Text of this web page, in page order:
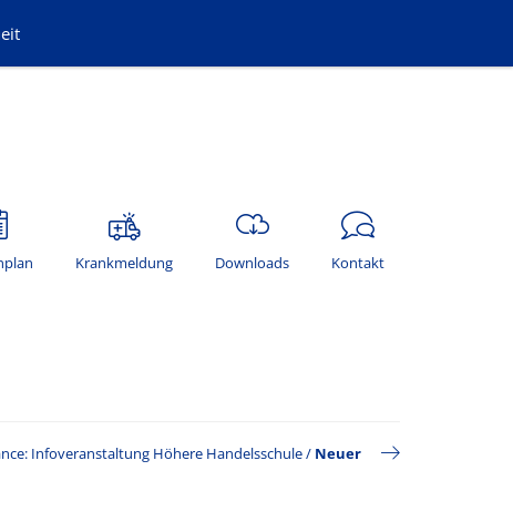
Krankmeldung Downloads Kontakt
Infoveranstaltung Höhere Handelsschule/ Neuer